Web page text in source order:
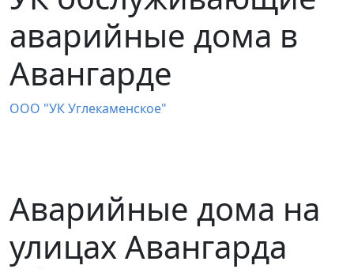
аварийные дома в
Авангарде
ООО "УК Углекаменское"
Аварийные дома на
улицах Авангарда